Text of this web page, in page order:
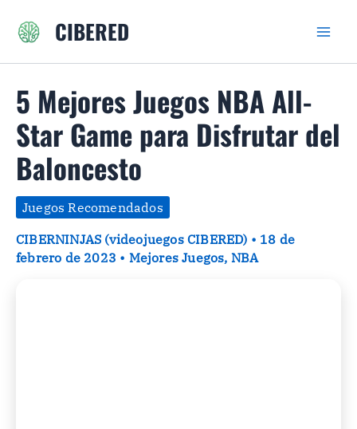
CIBERED
5 Mejores Juegos NBA All-
Star Game para Disfrutar del
Baloncesto
Juegos Recomendados
CIBERNINJAS (videojuegos CIBERED) • 18 de
febrero de 2023 • Mejores Juegos, NBA